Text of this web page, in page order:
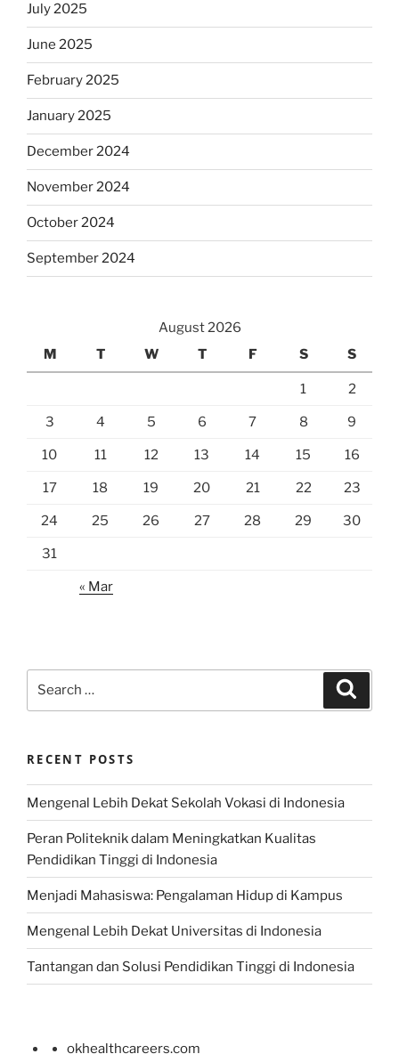
July 2025
June 2025
February 2025
January 2025
December 2024
November 2024
October 2024
September 2024
August 2026
M
T W T F S S
1 2
3 4 5 6 7 8 9
10 11 12 13 14 15 16
17 18 19 20 21 22 23
24 25 26 27 28 29 30
31
« Mar
RECENT POSTS
Mengenal Lebih Dekat Sekolah Vokasi di Indonesia
Peran Politeknik dalam Meningkatkan Kualitas
Pendidikan Tinggi di Indonesia
Menjadi Mahasiswa: Pengalaman Hidup di Kampus
Mengenal Lebih Dekat Universitas di Indonesia
Tantangan dan Solusi Pendidikan Tinggi di Indonesia
okhealthcareers.com